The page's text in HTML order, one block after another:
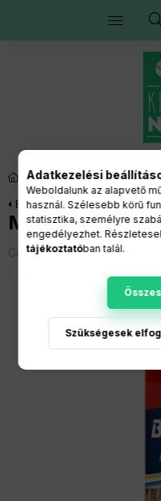
Rovarirtó szerek,
Előző termék
Molyirtó
Cikkszám:021990
Adatkezelési
Weboldalunk az alapvető
használ. Szélesebb körű
statisztika, személyre
engedélyezhet.
tájékoztatóban talál.
Szükségesek